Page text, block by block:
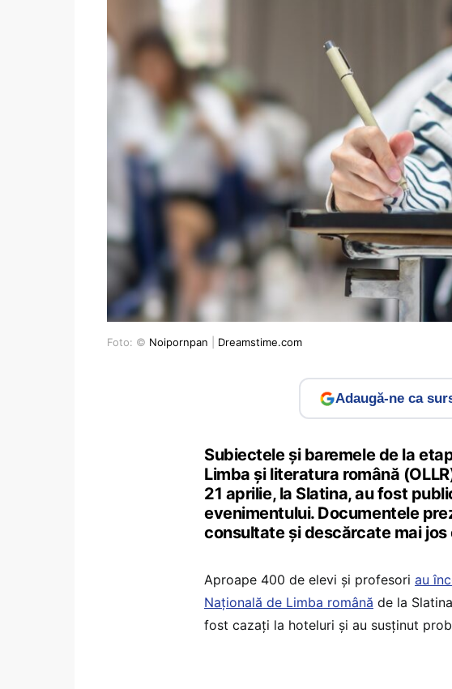
Foto: © Noipornpan Dreamstime.com
Adaugă-ne ca
Subiectele și baremele de la
Limba și literatura română
21 aprilie, la Slatina, au fost
evenimentului. Documentele
consultate și descărcate mai
Aproape 400 de elevi și profesori au
Națională de Limba română de la
fost cazați la hoteluri și au susținut